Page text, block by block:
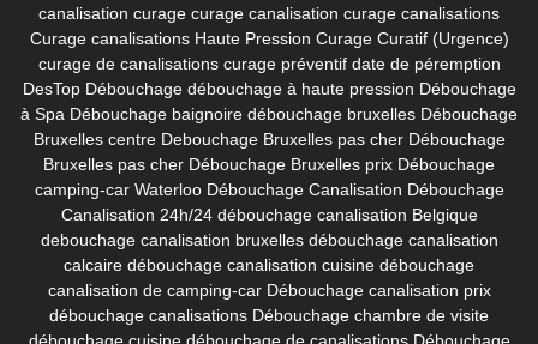
canalisation curage curage canalisation curage canalisations
Curage canalisations Haute Pression Curage Curatif (Urgence)
curage de canalisations curage préventif date de péremption
DesTop Débouchage débouchage à haute pression Débouchage
à Spa Débouchage baignoire débouchage bruxelles Débouchage
Bruxelles centre Debouchage Bruxelles pas cher Débouchage
Bruxelles pas cher Débouchage Bruxelles prix Débouchage
camping-car Waterloo Débouchage Canalisation Débouchage
Canalisation 24h/24 débouchage canalisation Belgique
debouchage canalisation bruxelles débouchage canalisation
calcaire débouchage canalisation cuisine débouchage
canalisation de camping-car Débouchage canalisation prix
débouchage canalisations Débouchage chambre de visite